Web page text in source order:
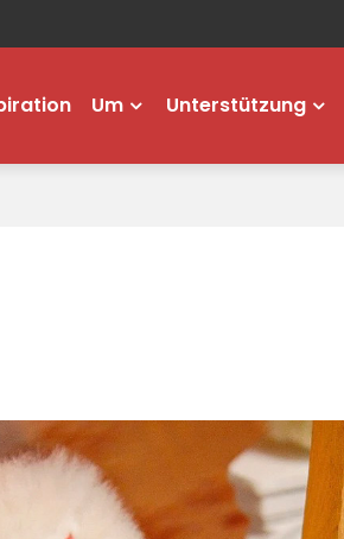
Um Unterstützung